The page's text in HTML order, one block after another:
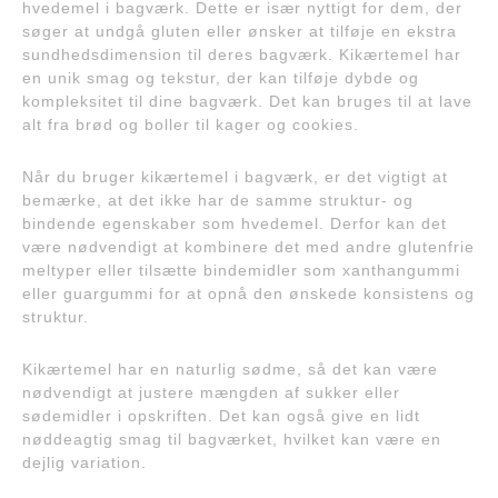
hvedemel i bagværk. Dette er især nyttigt for dem, der
søger at undgå gluten eller ønsker at tilføje en ekstra
sundhedsdimension til deres bagværk. Kikærtemel har
en unik smag og tekstur, der kan tilføje dybde og
kompleksitet til dine bagværk. Det kan bruges til at lave
alt fra brød og boller til kager og cookies.
Når du bruger kikærtemel i bagværk, er det vigtigt at
bemærke, at det ikke har de samme struktur- og
bindende egenskaber som hvedemel. Derfor kan det
være nødvendigt at kombinere det med andre glutenfrie
meltyper eller tilsætte bindemidler som xanthangummi
eller guargummi for at opnå den ønskede konsistens og
struktur.
Kikærtemel har en naturlig sødme, så det kan være
nødvendigt at justere mængden af sukker eller
sødemidler i opskriften. Det kan også give en lidt
nøddeagtig smag til bagværket, hvilket kan være en
dejlig variation.